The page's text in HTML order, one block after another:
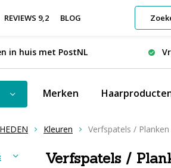
REVIEWS 9,2 BLOG
in huis met PostNL
Merken
Kleuren Verfspatels / Planken
Verfspatels /